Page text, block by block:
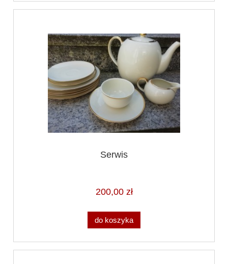
Serwis
200,00 zł
do koszyka